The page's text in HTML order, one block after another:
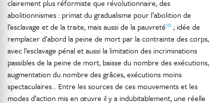
clairement plus réformiste que révolutionnaire, des
abolitionnismes : primat du gradualisme pour l’abolition de
l’esclavage et de la traite, mais aussi de la pauvreté10 ; idée de
remplacer d’abord la peine de mort par la contrainte des corps,
avec l’esclavage pénal et aussi la limitation des incriminations
passibles de la peine de mort, baisse du nombre des exécutions,
augmentation du nombre des grâces, exécutions moins
spectaculaires… Entre les sources de ces mouvements et les
modes d’action mis en œuvre il y a indubitablement, une réelle